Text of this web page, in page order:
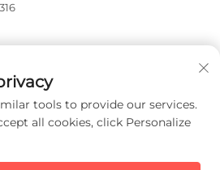
[email protected]
Intelligent Technology Co., Ltd.
tools to provide our services.
all cookies, click Personalize